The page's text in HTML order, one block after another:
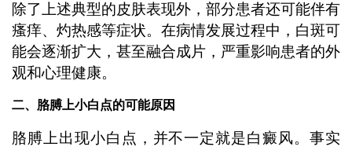
除了上述典型的皮肤表现外，部分患者还可能伴有
瘙痒、灼热感等症状。在病情发展过程中，白斑可
能会逐渐扩大，甚至融合成片，严重影响患者的外
观和心理健康。
二、胳膊上小白点的可能原因
胳膊上出现小白点，并不一定就是白癜风。事实